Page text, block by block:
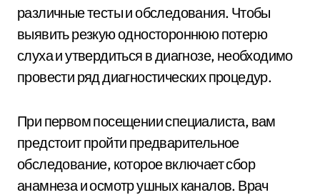
различные тесты и обследования. Чтобы
выявить резкую одностороннюю потерю
слуха и утвердиться в диагнозе, необходимо
провести ряд диагностических процедур.
При первом посещении специалиста, вам
предстоит пройти предварительное
обследование, которое включает сбор
анамнеза и осмотр ушных каналов. Врач